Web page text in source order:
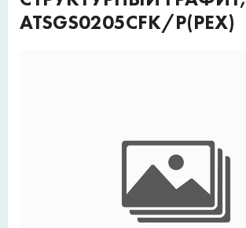
ATSGS0205CFK/P(PEX)